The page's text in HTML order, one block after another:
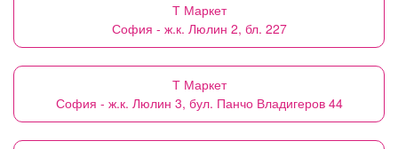
Т Маркет
София - ж.к. Люлин 2, бл. 227
Т Маркет
София - ж.к. Люлин 3, бул. Панчо Владигеров 44